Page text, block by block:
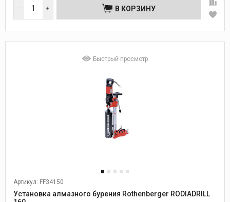
В КОРЗИНУ
Быстрый просмотр
Артикул: FF34150
Установка алмазного бурения Rothenberger RODIADRILL